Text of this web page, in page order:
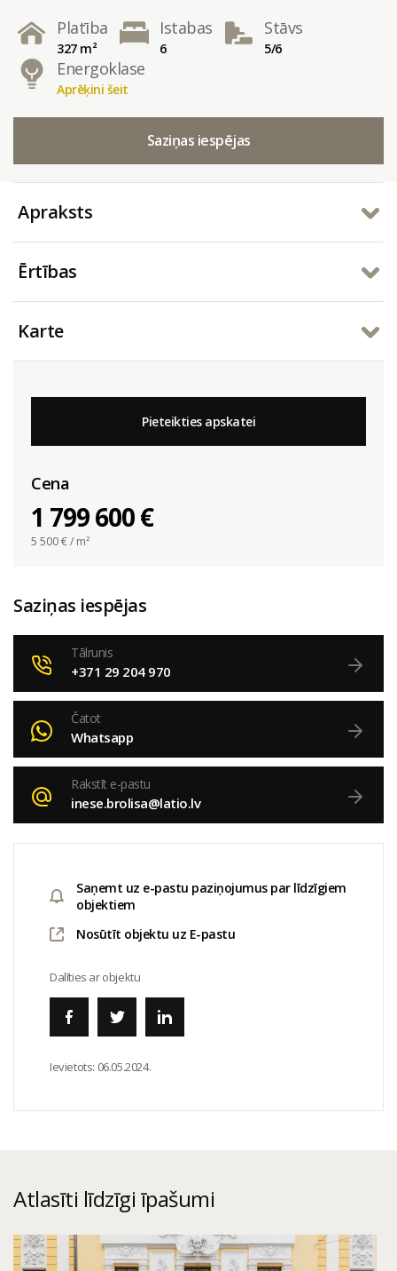
Platība
327 m²
Istabas
6
Stāvs
5/6
Energoklase
Aprēķini šeit
Saziņas iespējas
Apraksts
Ērtības
Karte
Pieteikties apskatei
Cena
1 799 600 €
5 500€ / m²
Saziņas iespējas
Tālrunis
+371 29 204 970
Čatot
Whatsapp
Rakstīt e-pastu
inese.brolisa@latio.lv
Saņemt uz e-pastu paziņojumus par līdzīgiem
objektiem
Nosūtīt objektu uz E-pastu
Dalīties ar objektu
Ievietots: 06.05.2024.
Atlasīti līdzīgi īpašumi